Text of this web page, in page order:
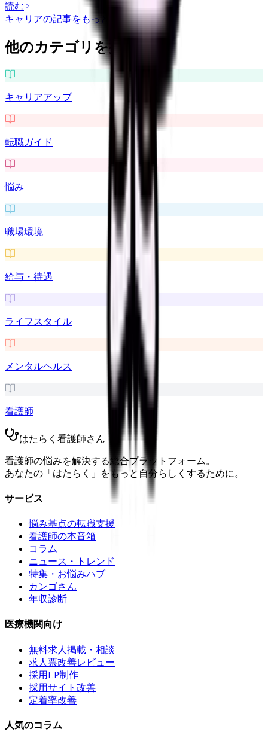
読む
キャリアの記事をもっと見る
他のカテゴリを探す
キャリアアップ
転職ガイド
悩み
職場環境
給与・待遇
ライフスタイル
メンタルヘルス
看護師
はたらく看護師さん
看護師の悩みを解決する総合プラットフォーム。
あなたの「はたらく」をもっと自分らしくするために。
サービス
悩み基点の転職支援
看護師の本音箱
コラム
ニュース・トレンド
特集・お悩みハブ
カンゴさん
年収診断
医療機関向け
無料求人掲載・相談
求人票改善レビュー
採用LP制作
採用サイト改善
定着率改善
人気のコラム